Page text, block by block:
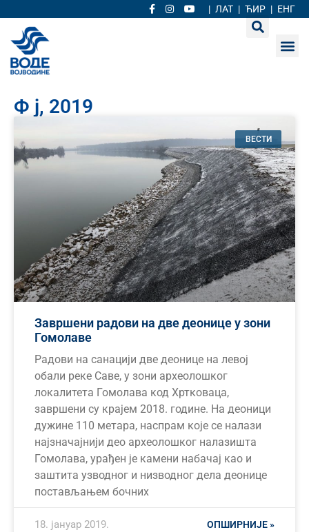
| ЛАТ | ЋИР | ЕНГ
Ф ј, 2019
ВЕСТИ
Завршени радови на две деонице у зони
Гомолаве
Радови на санацији две деонице на левој
обали реке Саве, у зони археолошког
локалитета Гомолава код Хртковаца,
завршени су крајем 2018. године. На деоници
дужине 110 метара, наспрам које се налази
најзначајнији део археолошког налазишта
Гомолава, урађен је камени набачај као и
заштита узводног и низводног дела деонице
постављањем бочних
ОПШИРНИЈЕ »
18. јануар 2019.